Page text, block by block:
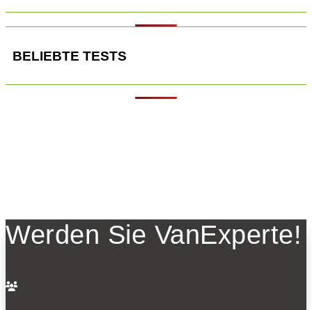
BELIEBTE TESTS
Werden Sie VanExperte!
